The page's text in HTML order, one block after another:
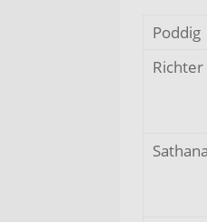
Poddig
Richter